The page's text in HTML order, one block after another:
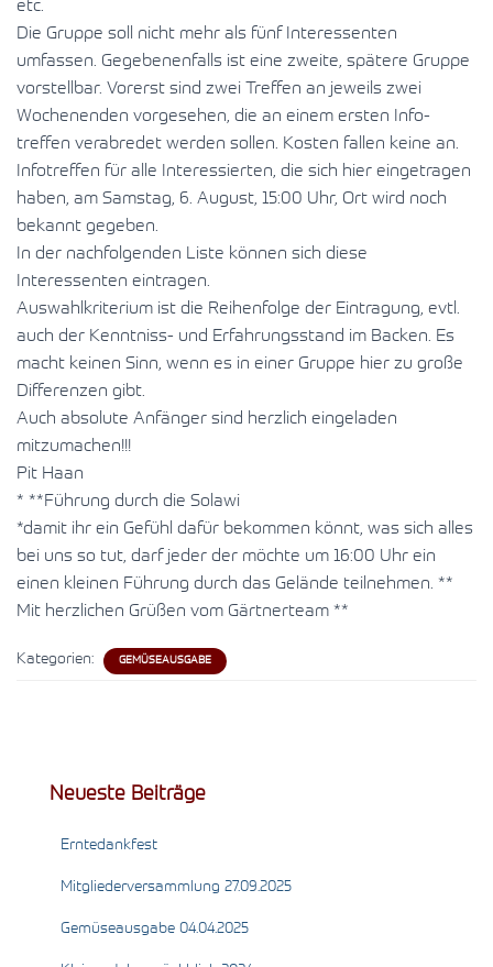
etc.
Die Gruppe soll nicht mehr als fünf Interessenten
umfassen. Gegebenenfalls ist eine zweite, spätere Gruppe
vorstellbar. Vorerst sind zwei Treffen an jeweils zwei
Wochenenden vorgesehen, die an einem ersten Info-
treffen verabredet werden sollen. Kosten fallen keine an.
Infotreffen für alle Interessierten, die sich hier eingetragen
haben, am Samstag, 6. August, 15:00 Uhr, Ort wird noch
bekannt gegeben.
In der nachfolgenden Liste können sich diese
Interessenten eintragen.
Auswahlkriterium ist die Reihenfolge der Eintragung, evtl.
auch der Kenntniss- und Erfahrungsstand im Backen. Es
macht keinen Sinn, wenn es in einer Gruppe hier zu große
Differenzen gibt.
Auch absolute Anfänger sind herzlich eingeladen
mitzumachen!!!
Pit Haan
* **Führung durch die Solawi
*damit ihr ein Gefühl dafür bekommen könnt, was sich alles
bei uns so tut, darf jeder der möchte um 16:00 Uhr ein
einen kleinen Führung durch das Gelände teilnehmen. **
Mit herzlichen Grüßen vom Gärtnerteam **
Kategorien: GEMÜSEAUSGABE
Neueste Beiträge
Erntedankfest
Mitgliederversammlung 27.09.2025
Gemüseausgabe 04.04.2025